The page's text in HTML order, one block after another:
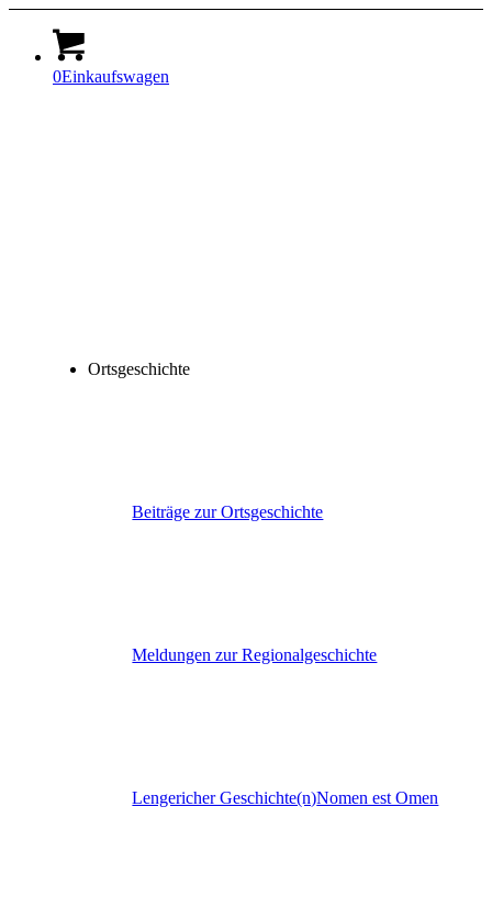
0Einkaufswagen
Ortsgeschichte
Beiträge zur Ortsgeschichte
Meldungen zur Regionalgeschichte
Lengericher Geschichte(n)Nomen est Omen